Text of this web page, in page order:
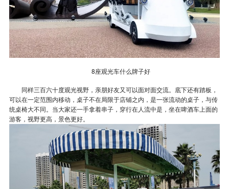
8座观光车什么牌子好
同样三百六十度观光视野，亲朋好友又可以面对面交流。底下还有踏板，
可以在一定范围内移动，桌子不在局限于店铺之内，是一张流动的桌子，与传
统桌椅大不同。当大家还一手拿着串子，穿行在人流中是，坐在啤酒车上面的
游客，视野更高，景色更好。